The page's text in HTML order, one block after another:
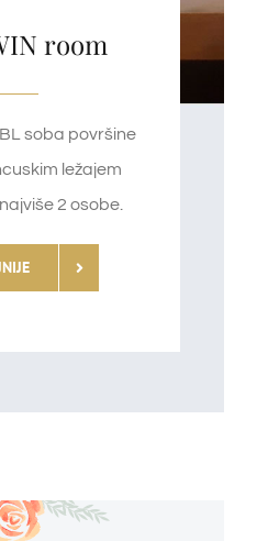
room
soba površine
ležajem
2 osobe.